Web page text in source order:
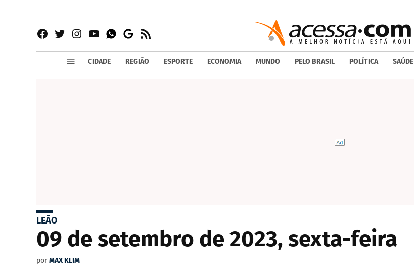
Facebook
TwitterInstagram
YouTubeWhatsapp
Google
News
RSS
CIDADE REGIÃO ESPORTE ECONOMIA MUNDO PELO BRASIL POLÍTICA SAÚDE
LEÃO
09 de setembro de 2023, sexta-feira
por MAX KLIM